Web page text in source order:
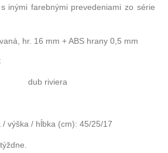
inými farebnými prevedeniami zo série
hr. 16 mm + ABS hrany 0,5 mm
dub riviera
/ výška / hĺbka (cm): 45/25/17